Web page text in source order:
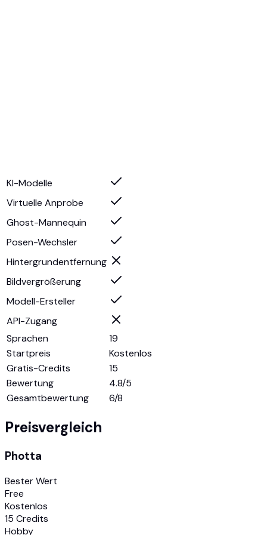
KI-Modelle
Virtuelle Anprobe
Ghost-Mannequin
Posen-Wechsler
Hintergrundentfernung
Bildvergrößerung
Modell-Ersteller
API-Zugang
Sprachen
19
Startpreis
Kostenlos
Gratis-Credits
15
Bewertung
4.8/5
Gesamtbewertung
6/8
Preisvergleich
Photta
Bester Wert
Free
Kostenlos
15 Credits
Hobby